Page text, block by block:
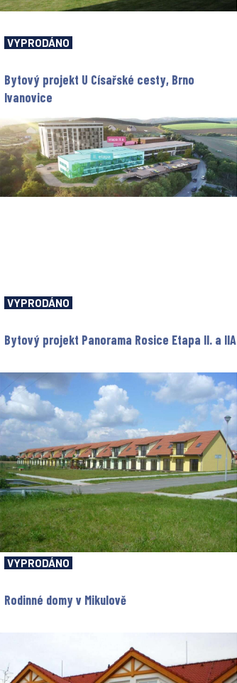
VYPRODÁNO
Bytový projekt U Císařské cesty, Brno
Ivanovice
VYPRODÁNO
Bytový projekt Panorama Rosice Etapa II. a IIA
VYPRODÁNO
Rodinné domy v Mikulově